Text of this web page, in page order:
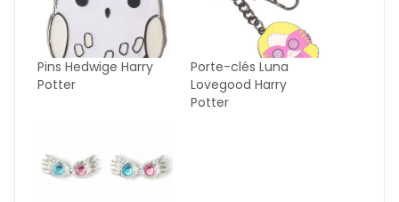
Pins Hedwige Harry
Potter
Porte-clés Luna
Lovegood Harry
Potter